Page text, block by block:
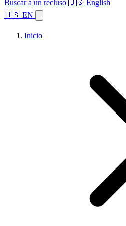
Buscar a un recluso 🇺🇸 English
🇺🇸 EN
Inicio